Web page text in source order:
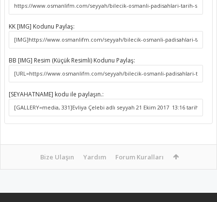
KK [IMG] Kodunu Paylaş:
BB [IMG] Resim (Küçük Resimli) Kodunu Paylaş:
[SEYAHATNAME] kodu ile paylaşın.:
Bize Ulaşın Yardım Forum Kuralları